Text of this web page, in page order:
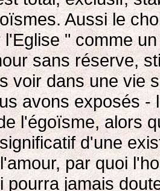
Aussi le
" comme
sans réserve,
voir dans une vie
avons exposés
l'égoïsme, alors
d'une
par quoi
pourra jamais